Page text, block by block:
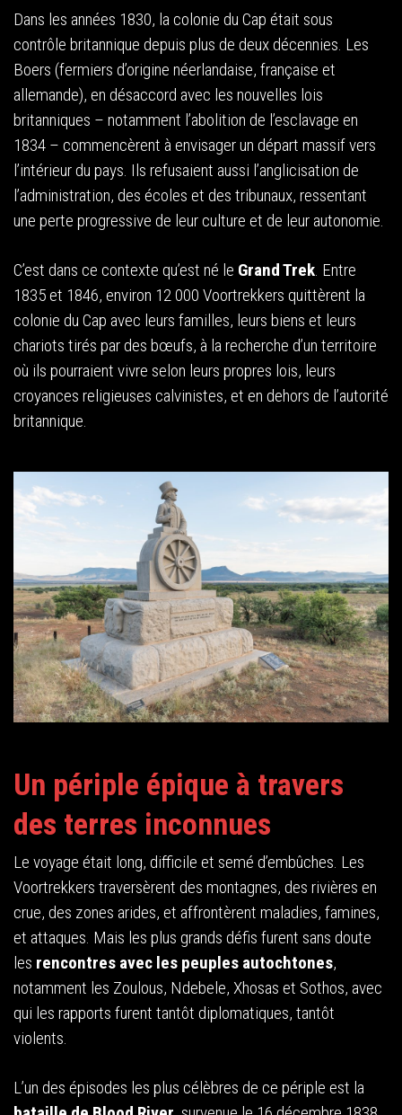
Dans les années 1830, la colonie du Cap était sous
contrôle britannique depuis plus de deux décennies. Les
Boers (fermiers d’origine néerlandaise, française et
allemande), en désaccord avec les nouvelles lois
britanniques – notamment l’abolition de l’esclavage en
1834 – commencèrent à envisager un départ massif vers
l’intérieur du pays. Ils refusaient aussi l’anglicisation de
l’administration, des écoles et des tribunaux, ressentant
une perte progressive de leur culture et de leur autonomie.
C’est dans ce contexte qu’est né le Grand Trek. Entre
1835 et 1846, environ 12 000 Voortrekkers quittèrent la
colonie du Cap avec leurs familles, leurs biens et leurs
chariots tirés par des bœufs, à la recherche d’un territoire
où ils pourraient vivre selon leurs propres lois, leurs
croyances religieuses calvinistes, et en dehors de l’autorité
britannique.
Un périple épique à travers
des terres inconnues
Le voyage était long, difficile et semé d’embûches. Les
Voortrekkers traversèrent des montagnes, des rivières en
crue, des zones arides, et affrontèrent maladies, famines,
et attaques. Mais les plus grands défis furent sans doute
les rencontres avec les peuples autochtones,
notamment les Zoulous, Ndebele, Xhosas et Sothos, avec
qui les rapports furent tantôt diplomatiques, tantôt
violents.
L’un des épisodes les plus célèbres de ce périple est la